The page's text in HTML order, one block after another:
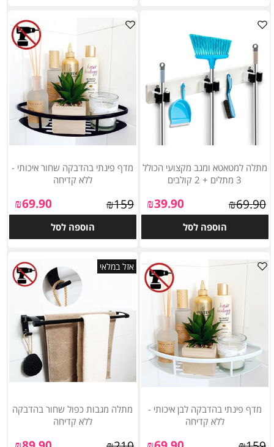
מתלה למטאטא ומגב מקצועי הכולל
3 מתלים + 2 קולבים
₪69.90
₪39.90
הוספה לסל
מדף פינתי בהדבקה שחור איכותי -
ללא קדיחה
₪159
₪69.90
הוספה לסל
מדף פינתי בהדבקה לבן איכותי -
ללא קדיחה
אזל במלאי
מתלה מגבות כפול שחור בהדבקה
ללא קדיחה